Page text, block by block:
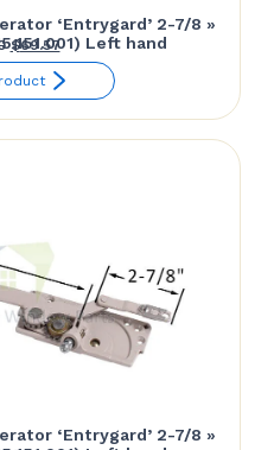
‘Entrygard’ 2-7/8 »
Left hand
Le
prix
était :
$69.57Le
prix
est :
‘Entrygard’ 2-7/8 »